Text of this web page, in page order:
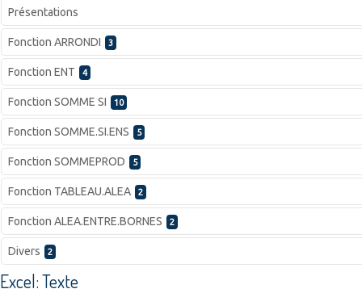
Présentations
Fonction ARRONDI 3
Fonction ENT 4
Fonction SOMME SI 10
Fonction SOMME.SI.ENS 5
Fonction SOMMEPROD 5
Fonction TABLEAU.ALEA 2
Fonction ALEA.ENTRE.BORNES 2
Divers 2
Excel: Texte